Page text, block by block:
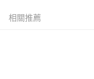
先享後付」服務完成之交
將交易相關給付款項請求債
損失，本公司不負相關責
相關推薦